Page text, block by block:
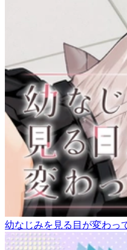
幼なじみを見る目が変わっ